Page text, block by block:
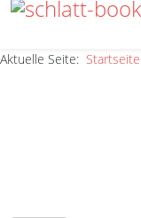
Aktuelle Seite: Startseite